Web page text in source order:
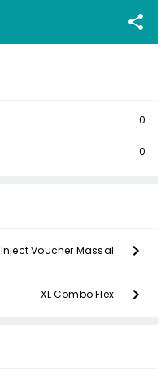
0
0
Inject Voucher Massal
XL Combo Flex